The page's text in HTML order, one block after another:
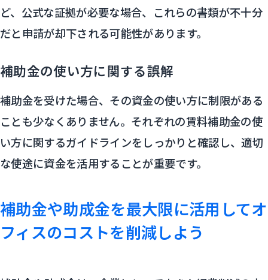
ど、公式な証拠が必要な場合、これらの書類が不十分
だと申請が却下される可能性があります。
補助金の使い方に関する誤解
補助金を受けた場合、その資金の使い方に制限がある
ことも少なくありません。それぞれの賃料補助金の使
い方に関するガイドラインをしっかりと確認し、適切
な使途に資金を活用することが重要です。
補助金や助成金を最大限に活用してオ
フィスのコストを削減しよう